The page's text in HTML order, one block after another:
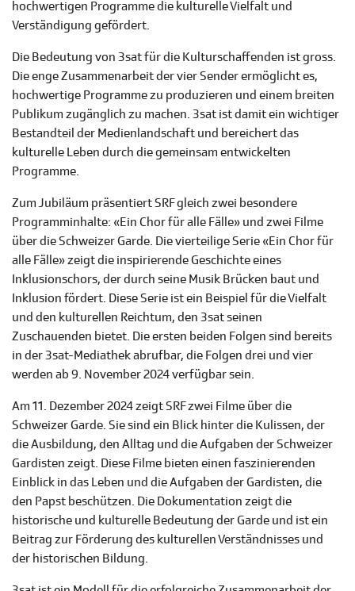
hochwertigen Programme die kulturelle Vielfalt und
Verständigung gefördert.
Die Bedeutung von 3sat für die Kulturschaffenden ist gross.
Die enge Zusammenarbeit der vier Sender ermöglicht es,
hochwertige Programme zu produzieren und einem breiten
Publikum zugänglich zu machen. 3sat ist damit ein wichtiger
Bestandteil der Medienlandschaft und bereichert das
kulturelle Leben durch die gemeinsam entwickelten
Programme.
Zum Jubiläum präsentiert SRF gleich zwei besondere
Programminhalte: «Ein Chor für alle Fälle» und zwei Filme
über die Schweizer Garde. Die vierteilige Serie «Ein Chor für
alle Fälle» zeigt die inspirierende Geschichte eines
Inklusionschors, der durch seine Musik Brücken baut und
Inklusion fördert. Diese Serie ist ein Beispiel für die Vielfalt
und den kulturellen Reichtum, den 3sat seinen
Zuschauenden bietet. Die ersten beiden Folgen sind bereits
in der 3sat-Mediathek abrufbar, die Folgen drei und vier
werden ab 9. November 2024 verfügbar sein.
Am 11. Dezember 2024 zeigt SRF zwei Filme über die
Schweizer Garde. Sie sind ein Blick hinter die Kulissen, der
die Ausbildung, den Alltag und die Aufgaben der Schweizer
Gardisten zeigt. Diese Filme bieten einen faszinierenden
Einblick in das Leben und die Aufgaben der Gardisten, die
den Papst beschützen. Die Dokumentation zeigt die
historische und kulturelle Bedeutung der Garde und ist ein
Beitrag zur Förderung des kulturellen Verständnisses und
der historischen Bildung.